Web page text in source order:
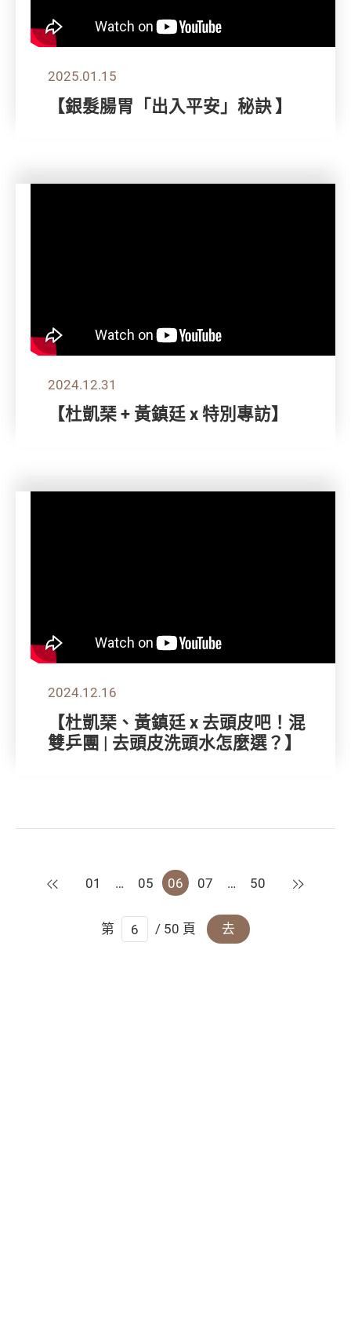
2025.01.15
【銀髮腸胃「出入平安」秘訣 】
2024.12.31
【杜凱琹 + 黃鎮廷 x 特別專訪】
2024.12.16
【杜凱琹、黃鎮廷 x 去頭皮吧！混
雙乒團 | 去頭皮洗頭水怎麼選？】
上一頁
01 … 05 06 07 … 50 下一頁
第 / 50 頁 去